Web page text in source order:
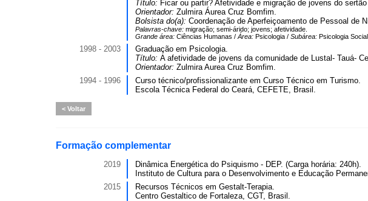
Título: Ficar ou partir? Afetividade e migração de jovens do
Orientador: Zulmira Áurea Cruz Bomfim.
Bolsista do(a): Coordenação de Aperfeiçoamento de Pessoal de
Palavras-chave: migração; semi-árido; jovens; afetividade.
Grande área: Ciências Humanas / Área: Psicologia / Subárea: Psicologia Social.
1998 - 2003
Graduação em Psicologia.
Título: A afetividade de jovens da comunidade de Lustal- Tauá-
Orientador: Zulmira Aurea Cruz Bomfim.
1994 - 1996
Curso técnico/profissionalizante em Curso Técnico em Turismo.
Escola Técnica Federal do Ceará, CEFETE, Brasil.
Voltar
Formação complementar
2019
Dinâmica Energética do Psiquismo - DEP. (Carga horária: 240h).
Instituto de Cultura para o Desenvolvimento e Educação
2015
Recursos Técnicos em Gestalt-Terapia.
Centro Gestaltico de Fortaleza, CGT, Brasil.